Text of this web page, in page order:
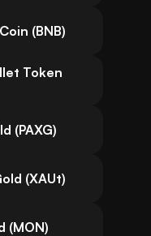
(BNB)
Token
(PAXG)
(XAUt)
(MON)